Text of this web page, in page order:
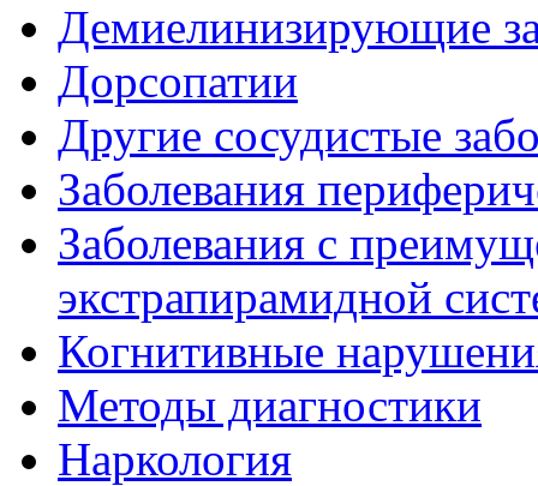
Демиелинизирующие
Дорсопатии
Другие сосудистые
Заболевания
Заболевания с
экстрапирамидной
Когнитивные
Методы диагностики
Наркология